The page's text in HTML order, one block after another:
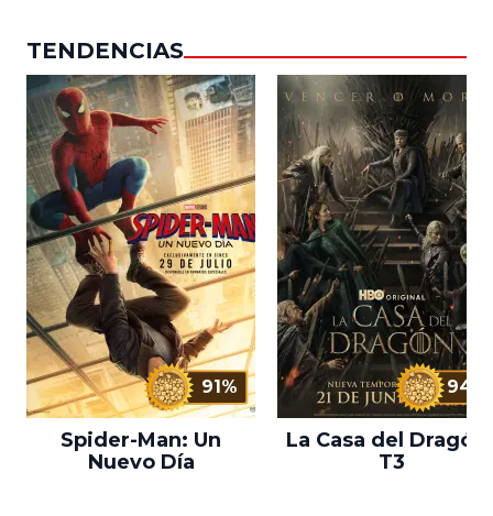
Unidos
TENDENCIAS
91%
Spider-Man: Un
Nuevo Día
94%
La Casa del Dragón
T3